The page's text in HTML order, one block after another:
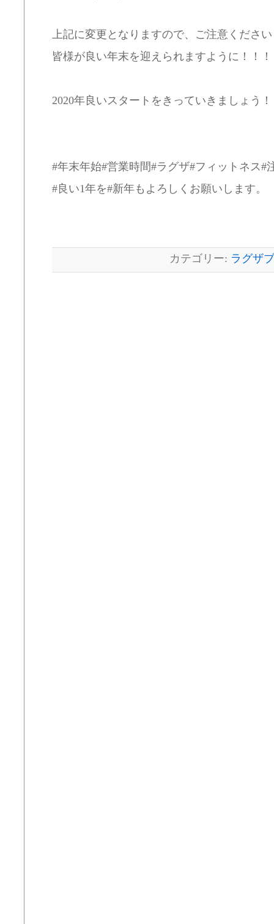
上記に変更となりますので、ご注意くださ
皆様が良い年末を迎えられますように！！！
2020年良いスタートをきっていきましょう
#年末年始#営業時間#ラグザ#フィットネス#
#良い1年を#新年もよろしくお願いします。
カテゴリー: ラグザ